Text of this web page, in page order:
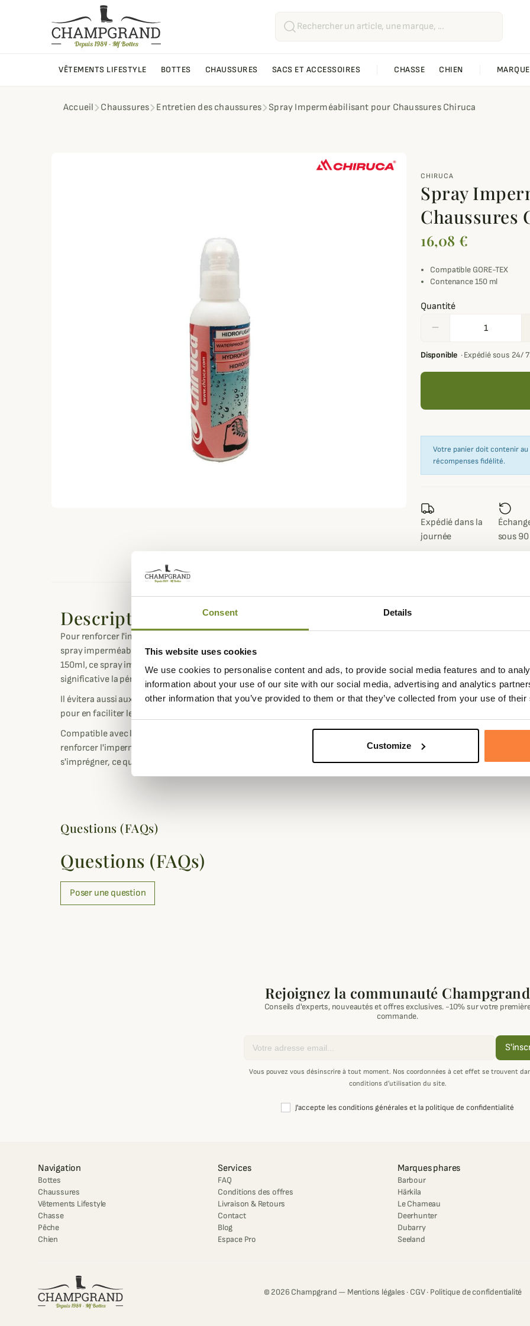
Consent Details
This website uses cookies
We use cookies to personalise content and ads, to provide social media features and to
information about your use of our site with our social media, advertising and analytics
other information that you’ve provided to them or that they’ve collected from your use of
Customize
VÊTEMENTS LIFESTYLE BOTTES CHAUSSURES SACS ET ACCESSOIRES CHASSE CHIEN
Accueil Chaussures Entretien des chaussures Spray Imperméabilisant pour Chaussures Chiruca
CHIRUCA
Spray
Chaussures
16,08 €
Compatible GORE-TEX
Contenance 150 ml
Quantité
remove
Disponible ·Expédié sous 24/
Votre panier doit contenir
récompenses fidélité.
Expédié dans la
journée
sous
Description
Pour renforcer l'imperméabilité de vos chaussures, Champgrand vous propose ce
spray imperméabilisant de Chiruca. Très simple d'utilisation et d'une contenance de
150ml, ce spray imperméabilisant pour chaussures diminuera de manière très
significative la pénétration de l'eau.
Il évitera aussi aux salissures de s'incruster trop profondément sur vos chaussures
pour en faciliter le nettoyage ultérieurement.
Compatible avec les chaussures membranées GORE-TEX, le spray viendra donc
renforcer l'imperméabilité de la chaussures tout en évitant à l'eau de trop
s'imprégner, ce qui optimise le séchage après utilisation.
Fiche technique
Questions (FAQs)
Questions (FAQs)
Poser une question
Rejoignez la communauté Champgrand
Conseils d'experts, nouveautés et offres exclusives. -10% sur votre
commande.
Vous pouvez vous désinscrire à tout moment. Nos coordonnées à cet effet se trouvent
conditions d’utilisation du site.
J'accepte les conditions générales et la politique de confidentialité
Navigation
Bottes
Chaussures
Vêtements Lifestyle
Chasse
Pêche
Chien
Services
FAQ
Conditions des offres
Livraison & Retours
Contact
Blog
Espace Pro
Marques phares
Barbour
Härkila
Le Chameau
Deerhunter
Dubarry
Seeland
© 2026 Champgrand — Mentions légales · CGV· Politique de confidentialité